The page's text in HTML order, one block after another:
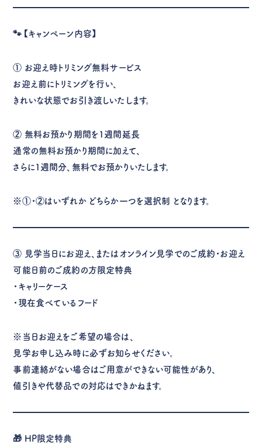
🐾【キャンペーン内容】
① お迎え時トリミング無料サービス
お迎え前にトリミングを行い、
きれいな状態でお引き渡しいたします。
② 無料お預かり期間を1週間延長
通常の無料お預かり期間に加えて、
さらに1週間分、無料でお預かりいたします。
※①・②はいずれか どちらか一つを選択制 となります。
③ 見学当日にお迎え、またはオンライン見学でのご成約・お迎え
可能日前のご成約の方限定特典
・キャリーケース
・現在食べているフード
※当日お迎えをご希望の場合は、
見学お申し込み時に必ずお知らせください。
事前連絡がない場合はご用意ができない可能性があり、
値引きや代替品での対応はできかねます。
🎁 HP限定特典